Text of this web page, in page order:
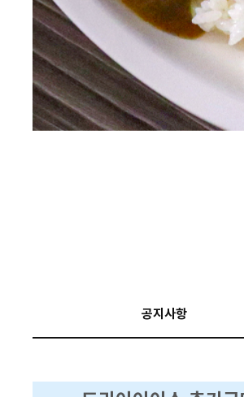
공지사항